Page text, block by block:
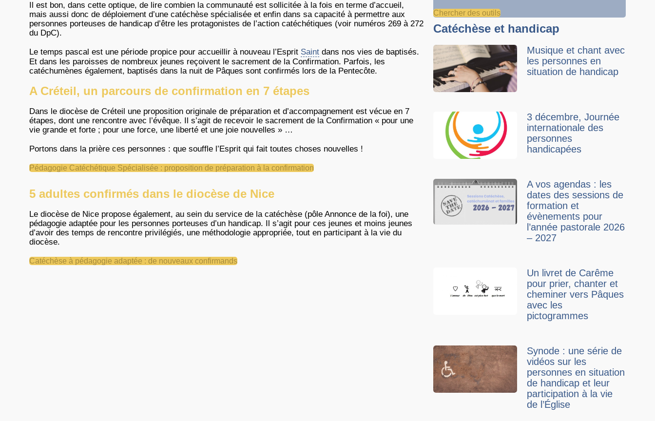
Il est bon, dans cette optique, de lire combien la communauté est sollicitée à la fois en terme d’accueil,
mais aussi donc de déploiement d’une catéchèse spécialisée et enfin dans sa capacité à permettre aux
personnes porteuses de handicap d’être les protagonistes de l’action catéchétiques (voir numéros 269 à 272
du DpC).
Le temps pascal est une période propice pour accueillir à nouveau l’Esprit Saint dans nos vies de baptisés.
Et dans les paroisses de nombreux jeunes reçoivent le sacrement de la Confirmation. Parfois, les
catéchumènes également, baptisés dans la nuit de Pâques sont confirmés lors de la Pentecôte.
A Créteil, un parcours de confirmation en 7 étapes
Dans le diocèse de Créteil une proposition originale de préparation et d’accompagnement est vécue en 7
étapes, dont une rencontre avec l’évêque. Il s’agit de recevoir le sacrement de la Confirmation « pour une
vie grande et forte ; pour une force, une liberté et une joie nouvelles » …
Portons dans la prière ces personnes : que souffle l’Esprit qui fait toutes choses nouvelles !
Pédagogie Catéchétique Spécialisée : proposition de préparation à la confirmation
5 adultes confirmés dans le diocèse de Nice
Le diocèse de Nice propose également, au sein du service de la catéchèse (pôle Annonce de la foi), une
pédagogie adaptée pour les personnes porteuses d’un handicap. Il s’agit pour ces jeunes et moins jeunes
d’avoir des temps de rencontre privilégiés, une méthodologie appropriée, tout en participant à la vie du
diocèse.
Catéchèse à pédagogie adaptée : de nouveaux confirmands
Chercher des outils
Catéchèse et handicap
Musique et chant avec
les personnes en
situation de handicap
3 décembre, Journée
internationale des
personnes
handicapées
A vos agendas : les
dates des sessions de
formation et
évènements pour
l’année pastorale 2026
– 2027
Un livret de Carême
pour prier, chanter et
cheminer vers Pâques
avec les
pictogrammes
Synode : une série de
vidéos sur les
personnes en situation
de handicap et leur
participation à la vie
de l’Église